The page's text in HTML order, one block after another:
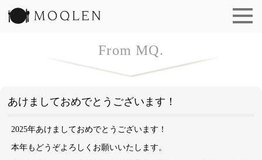
From MQ.
あけましておめでとうございます！
2025年あけましておめでとうございます！
本年もどうぞよろしくお願いいたします。